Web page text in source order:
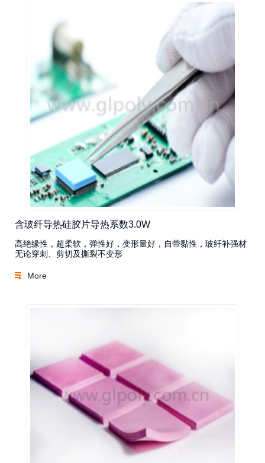
含玻纤导热硅胶片导热系数3.0W
高绝缘性，超柔软，弹性好，变形量好，自带黏性，玻纤补强材
无论穿刺、剪切及撕裂不变形
More